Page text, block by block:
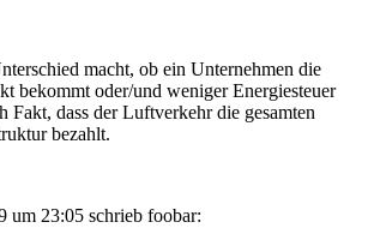
macht, ob ein Unternehmen die
bekommt oder/und weniger Energiesteuer
Fakt, dass der Luftverkehr die gesamten
bezahlt.
um 23:05 schrieb foobar: